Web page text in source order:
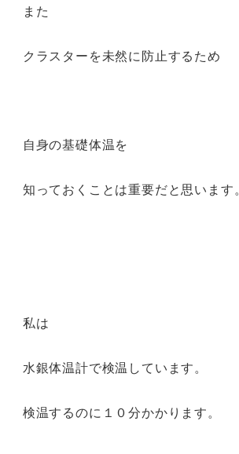
また
クラスターを未然に防止するため
自身の基礎体温を
知っておくことは重要だと思います。
私は
水銀体温計で検温しています。
検温するのに１０分かかります。